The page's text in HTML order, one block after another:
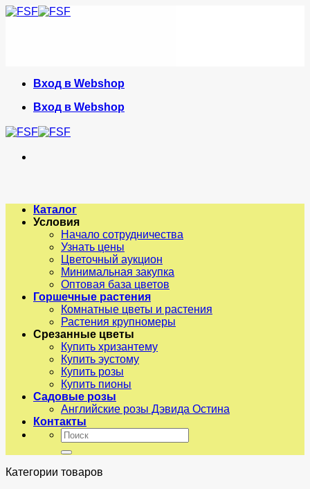
Skip
Вход в Webshop
Вход в Webshop
Каталог
Условия
Начало сотрудничества
Узнать цены
Цветочный аукцион
Минимальная закупка
Оптовая база цветов
Горшечные растения
Комнатные цветы и растения
Растения крупномеры
Срезанные цветы
Купить хризантему
Купить эустому
Купить розы
Купить пионы
Садовые розы
Английские розы Дэвида Остина
Контакты
Искать:
Категории товаров